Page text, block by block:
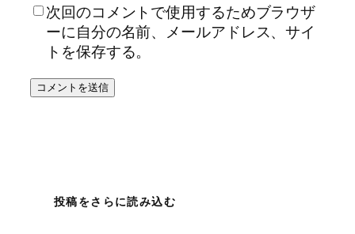
次回のコメントで使用するためブラウザ
ーに自分の名前、メールアドレス、サイ
トを保存する。
投稿をさらに読み込む